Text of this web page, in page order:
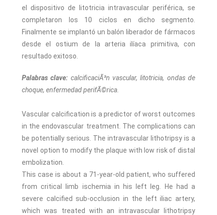
el dispositivo de litotricia intravascular periférica, se
completaron los 10 ciclos en dicho segmento.
Finalmente se implantó un balón liberador de fármacos
desde el ostium de la arteria ilíaca primitiva, con
resultado exitoso.
Palabras clave: calcificaciÃ³n vascular, litotricia, ondas de
choque, enfermedad perifÃ©rica.
Vascular calcification is a predictor of worst outcomes
in the endovascular treatment. The complications can
be potentially serious. The intravascular lithotripsy is a
novel option to modify the plaque with low risk of distal
embolization.
This case is about a 71-year-old patient, who suffered
from critical limb ischemia in his left leg. He had a
severe calcified sub-occlusion in the left iliac artery,
which was treated with an intravascular lithotripsy